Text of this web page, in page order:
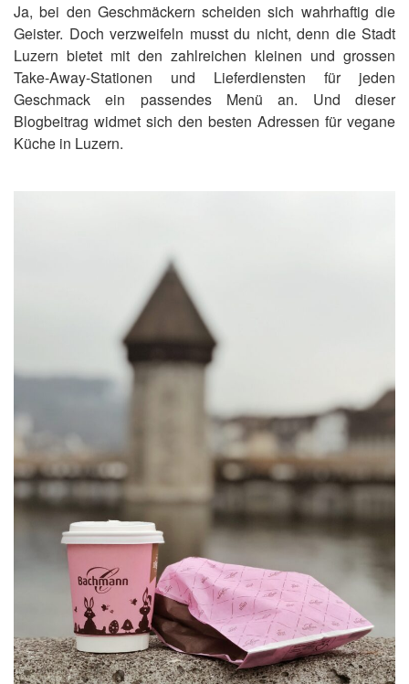
Ja, bei den Geschmäckern scheiden sich wahrhaftig die
Geister. Doch verzweifeln musst du nicht, denn die Stadt
Luzern bietet mit den zahlreichen kleinen und grossen
Take-Away-Stationen und Lieferdiensten für jeden
Geschmack ein passendes Menü an. Und dieser
Blogbeitrag widmet sich den besten Adressen für vegane
Küche in Luzern.